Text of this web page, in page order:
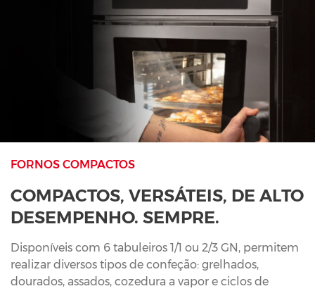
FORNOS COMPACTOS
COMPACTOS, VERSÁTEIS, DE ALTO
DESEMPENHO. SEMPRE.
Disponíveis com 6 tabuleiros 1/1 ou 2/3 GN, permitem
realizar diversos tipos de confeção: grelhados,
dourados, assados, cozedura a vapor e ciclos de